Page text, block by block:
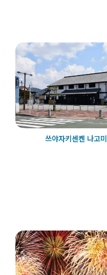
쓰야자키센켄 나고미